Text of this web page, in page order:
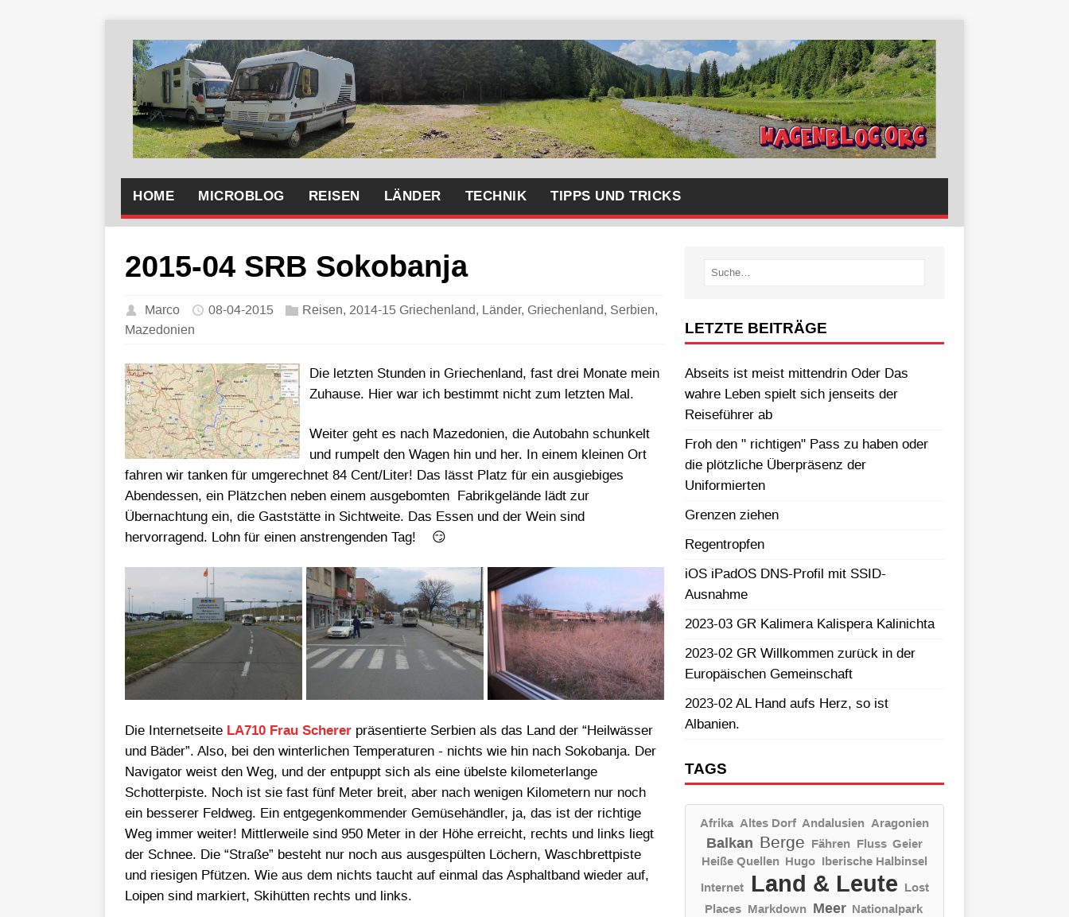
HOME MICROBLOG REISEN LÄNDER TECHNIK TIPPS UND TRICKS
2015-04 SRB Sokobanja
Marco 08-04-2015 Reisen, 2014-15 Griechenland, Länder, Griechenland, Serbien,
Mazedonien
Die letzten Stunden in Griechenland, fast drei Monate mein
Zuhause. Hier war ich bestimmt nicht zum letzten Mal.
Weiter geht es nach Mazedonien, die Autobahn schunkelt
und rumpelt den Wagen hin und her. In einem kleinen Ort
fahren wir tanken für umgerechnet 84 Cent/Liter! Das lässt Platz für ein ausgiebiges
Abendessen, ein Plätzchen neben einem ausgebomten Fabrikgelände lädt zur
Übernachtung ein, die Gaststätte in Sichtweite. Das Essen und der Wein sind
hervorragend. Lohn für einen anstrengenden Tag! 😏
Die Internetseite LA710 Frau Scherer präsentierte Serbien als das Land der “Heilwässer
und Bäder”. Also, bei den winterlichen Temperaturen - nichts wie hin nach Sokobanja. Der
Navigator weist den Weg, und der entpuppt sich als eine übelste kilometerlange
Schotterpiste. Noch ist sie fast fünf Meter breit, aber nach wenigen Kilometern nur noch
ein besserer Feldweg. Ein entgegenkommender Gemüsehändler, ja, das ist der richtige
Weg immer weiter! Mittlerweile sind 950 Meter in der Höhe erreicht, rechts und links liegt
der Schnee. Die “Straße” besteht nur noch aus ausgespülten Löchern, Waschbrettpiste
und riesigen Pfützen. Wie aus dem nichts taucht auf einmal das Asphaltband wieder auf,
Loipen sind markiert, Skihütten rechts und links.
LETZTE BEITRÄGE
Abseits ist meist mittendrin Oder Das
wahre Leben spielt sich jenseits der
Reiseführer ab
Froh den " richtigen" Pass zu haben oder
die plötzliche Überpräsenz der
Uniformierten
Grenzen ziehen
Regentropfen
iOS iPadOS DNS-Profil mit SSID-
Ausnahme
2023-03 GR Kalimera Kalispera Kalinichta
2023-02 GR Willkommen zurück in der
Europäischen Gemeinschaft
2023-02 AL Hand aufs Herz, so ist
Albanien.
TAGS
Afrika Altes Dorf Andalusien Aragonien
Balkan Berge Fähren Fluss Geier
Heiße Quellen Hugo Iberische Halbinsel
Internet
Land & Leute Lost
Places Markdown Meer Nationalpark